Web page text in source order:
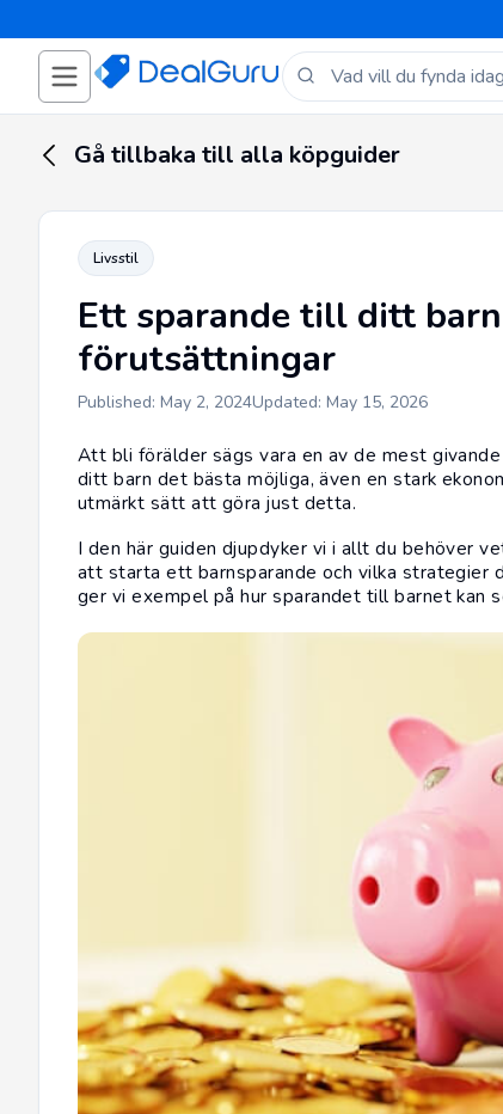
Gå tillbaka till alla köpguider
Livsstil
Ett sparande till ditt
förutsättningar
Published: May 2, 2024Updated: May 15, 2026
Att bli förälder sägs vara en av de mest
ditt barn det bästa möjliga, även en stark
utmärkt sätt att göra just detta.
I den här guiden djupdyker vi i allt du behöver
att starta ett barnsparande och vilka strategier
ger vi exempel på hur sparandet till barnet kan